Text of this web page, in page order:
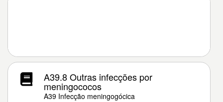
A39.8 Outras infecções por
meningococos
A39 Infecção meningogócica